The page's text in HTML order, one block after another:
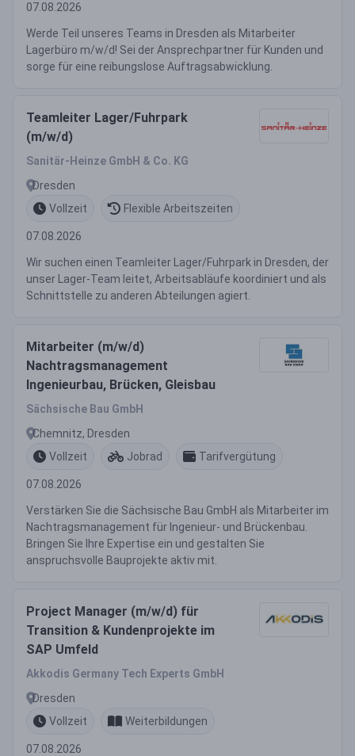
07.08.2026
Werde Teil unseres Teams in Dresden als Mitarbeiter
Lagerbüro m/w/d! Sei der Ansprechpartner für Kunden und
sorge für eine reibungslose Auftragsabwicklung.
Teamleiter Lager/Fuhrpark
(m/w/d)
Sanitär-Heinze GmbH & Co. KG
Dresden
Vollzeit
Flexible Arbeitszeiten
07.08.2026
Wir suchen einen Teamleiter Lager/Fuhrpark in Dresden, der
unser Lager-Team leitet, Arbeitsabläufe koordiniert und als
Schnittstelle zu anderen Abteilungen agiert.
Mitarbeiter (m/w/d)
Nachtragsmanagement
Ingenieurbau, Brücken, Gleisbau
Sächsische Bau GmbH
Chemnitz, Dresden
Vollzeit
Jobrad Tarifvergütung
07.08.2026
Verstärken Sie die Sächsische Bau GmbH als Mitarbeiter im
Nachtragsmanagement für Ingenieur- und Brückenbau.
Bringen Sie Ihre Expertise ein und gestalten Sie
anspruchsvolle Bauprojekte aktiv mit.
Project Manager (m/w/d) für
Transition & Kundenprojekte im
SAP Umfeld
Akkodis Germany Tech Experts GmbH
Dresden
Vollzeit
Weiterbildungen
07.08.2026